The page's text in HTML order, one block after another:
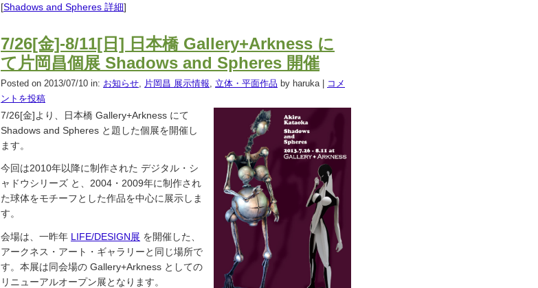
[Shadows and Spheres 詳細]
7/26[金]-8/11[日] 日本橋 Gallery+Arkness に
て片岡昌個展 Shadows and Spheres 開催
Posted on 2013/07/10 in: お知らせ 片岡昌 展示情報 立体・平面作品 by haruka | コメ
ントを投稿
7/26[金]より、日本橋 Gallery+Arkness にて
Shadows and Spheres と題した個展を開催し
ます。
今回は2010年以降に制作された デジタル・シ
ャドウシリーズ と、2004・2009年に制作され
た球体をモチーフとした作品を中心に展示しま
す。
会場は、一昨年 LIFE/DESIGN展 を開催した、
アークネス・アート・ギャラリーと同じ場所で
す。本展は同会場の Gallery+Arkness としての
リニューアルオープン展となります。